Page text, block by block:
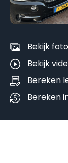
Bekijk
Bekijk
Bereken
Bereken